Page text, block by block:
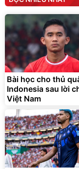
Bài học cho thủ
Indonesia sau lời
Việt Nam